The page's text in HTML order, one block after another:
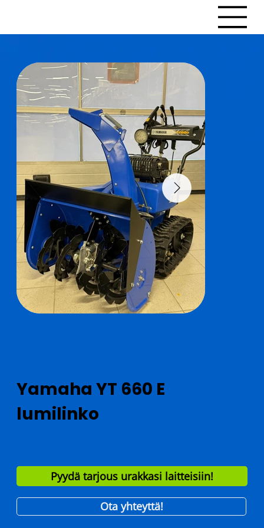
Yamaha YT 660 E
lumilinko
Pyydä tarjous urakkasi laitteisiin!
Ota yhteyttä!